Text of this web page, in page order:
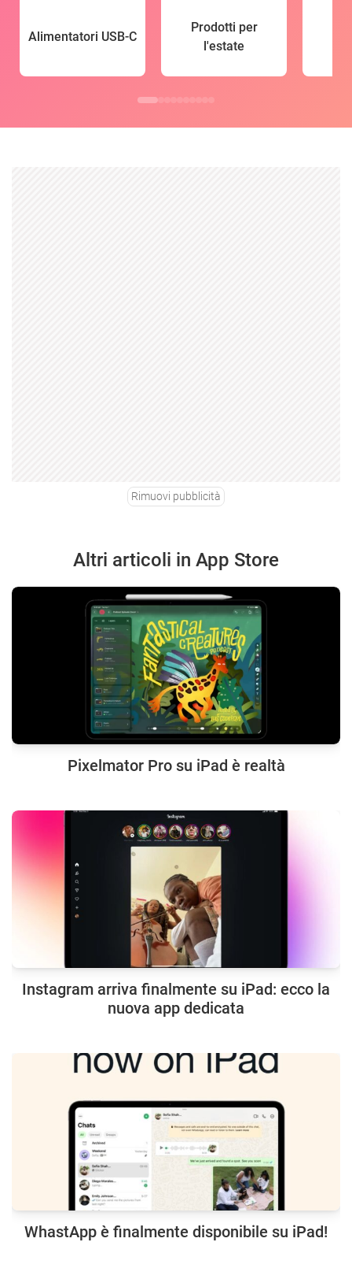
Alimentatori USB-C
Prodotti per
l'estate
Rimuovi pubblicità
Altri articoli in App Store
Pixelmator Pro su iPad è realtà
Instagram arriva finalmente su iPad: ecco la
nuova app dedicata
WhastApp è finalmente disponibile su iPad!